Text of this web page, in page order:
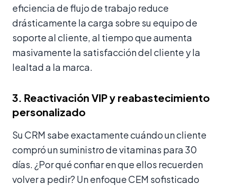
eficiencia de flujo de trabajo reduce
drásticamente la carga sobre su equipo de
soporte al cliente, al tiempo que aumenta
masivamente la satisfacción del cliente y la
lealtad a la marca.
3. Reactivación VIP y reabastecimiento
personalizado
Su CRM sabe exactamente cuándo un cliente
compró un suministro de vitaminas para 30
días. ¿Por qué confiar en que ellos recuerden
volver a pedir? Un enfoque CEM sofisticado